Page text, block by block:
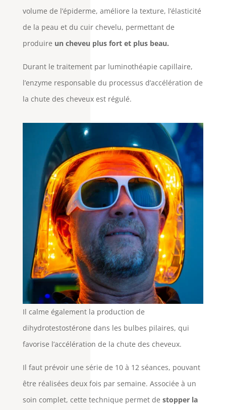
volume de l’épiderme, améliore la texture, l’élasticité
de la peau et du cuir chevelu, permettant de
produire un cheveu plus fort et plus beau.
Durant le traitement par luminothéapie capillaire,
l’enzyme responsable du processus d’accélération de
la chute des cheveux est régulé.
Il calme également la production de
dihydrotestostérone dans les bulbes pilaires, qui
favorise l’accélération de la chute des cheveux.
Il faut prévoir une série de 10 à 12 séances, pouvant
être réalisées deux fois par semaine. Associée à un
soin complet, cette technique permet de stopper la